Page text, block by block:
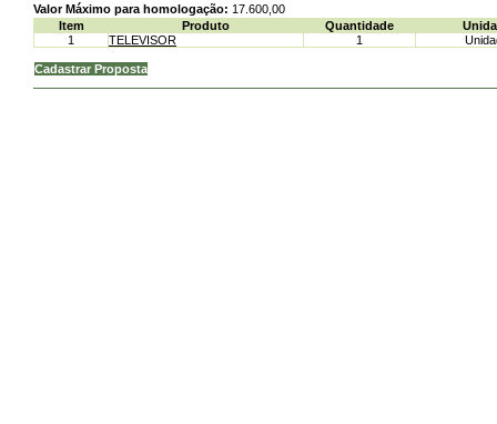
Valor Máximo para homologação: 17.600,00
Item
Produto Quantidade
1
TELEVISOR 1